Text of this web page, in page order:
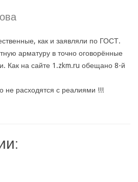
как и заявляли по ГОСТ.
арматуру в точно оговорённые
Как на сайте 1.zkm.ru обещано 8-й
не расходятся с реалиями !!!